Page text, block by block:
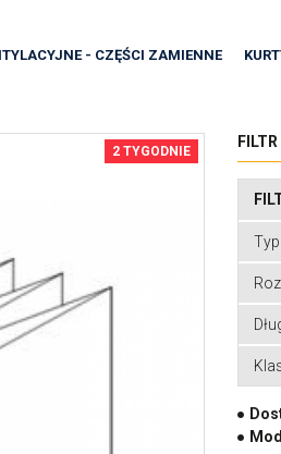
- CZĘŚCI ZAMIENNE
2 TYGODNIE